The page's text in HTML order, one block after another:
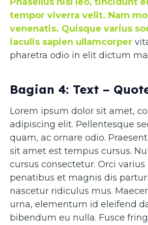
Phasellus nisl leo, tincidunt
tempor viverra velit. Nam
venenatis. Quisque varius
iaculis sapien ullamcorper
pharetra odio in elit dictum
Bagian 4: Text –
Lorem ipsum dolor sit amet,
adipiscing elit. Pellentesque
quam, ac ornare odio.
sit amet est tempus cursus.
cursus consectetur. Orci
penatibus et magnis dis
nascetur ridiculus mus.
urna, elementum id eleifend
bibendum eu nulla. Fusce